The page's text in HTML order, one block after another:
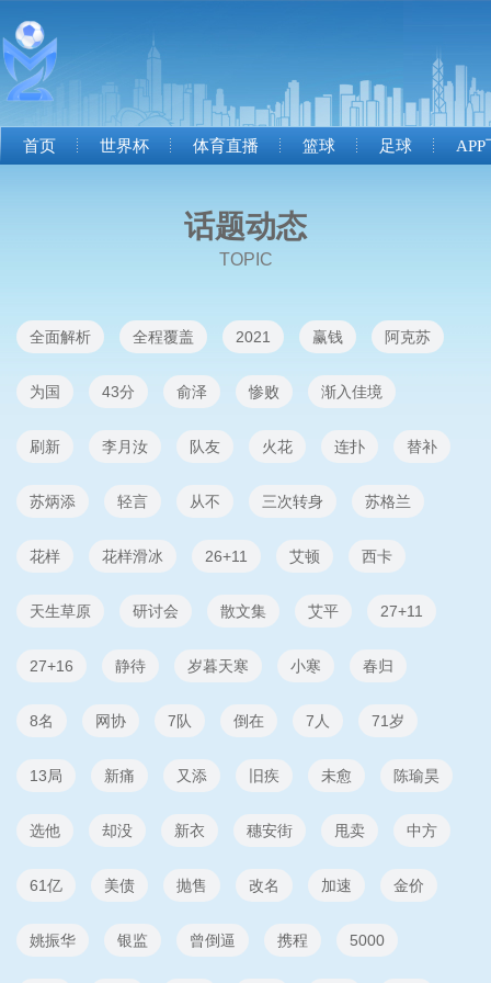
首页 世界杯 体育直播 篮球 足球 APP
话题动态
TOPIC
全面解析 全程覆盖 2021 赢钱 阿克苏
为国 43分 俞泽 惨败 渐入佳境
刷新 李月汝 队友 火花 连扑 替补
苏炳添 轻言 从不 三次转身 苏格兰
花样 花样滑冰 26+11 艾顿 西卡
天生草原 研讨会 散文集 艾平 27+11
27+16 静待 岁暮天寒 小寒 春归
8名 网协 7队 倒在 7人 71岁
13局 新痛 又添 旧疾 未愈 陈瑜昊
选他 却没 新衣 穗安街 甩卖 中方
61亿 美债 抛售 改名 加速 金价
姚振华 银监 曾倒逼 携程 5000